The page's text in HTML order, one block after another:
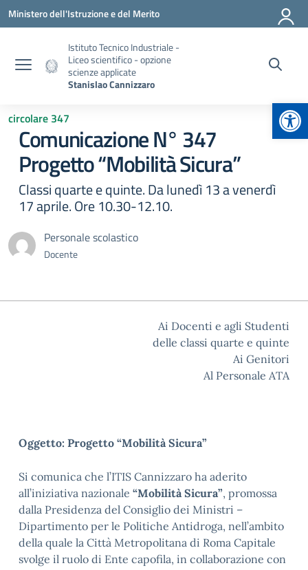
Vai ai contenuti
Vai al menu di navigazione
Vai al footer
Ministero dell'Istruzione e del Merito
Istituto Tecnico Industriale -
Liceo scientifico - opzione
scienze applicate
Stanislao Cannizzaro
circolare 347
Comunicazione N° 347
Progetto “Mobilità Sicura”
Classi quarte e quinte. Da lunedì 13 a venerdì
17 aprile. Ore 10.30-12.10.
Personale scolastico
Docente
Ai Docenti e agli Studenti
delle classi quarte e quinte
Ai Genitori
Al Personale ATA
Oggetto: Progetto “Mobilità Sicura”
Si comunica che l’ITIS Cannizzaro ha aderito
all’iniziativa nazionale “Mobilità Sicura”, promossa
dalla Presidenza del Consiglio dei Ministri –
Dipartimento per le Politiche Antidroga, nell’ambito
della quale la Città Metropolitana di Roma Capitale
svolge il ruolo di Ente capofila, in collaborazione con